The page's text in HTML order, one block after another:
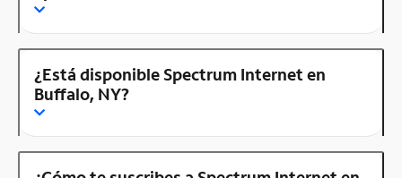
¿Está disponible Spectrum Internet en
Buffalo, NY?